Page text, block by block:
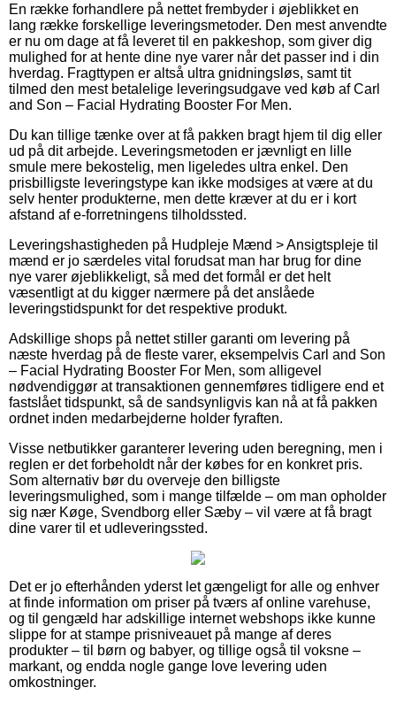
En række forhandlere på nettet frembyder i øjeblikket en
lang række forskellige leveringsmetoder. Den mest anvendte
er nu om dage at få leveret til en pakkeshop, som giver dig
mulighed for at hente dine nye varer når det passer ind i din
hverdag. Fragttypen er altså ultra gnidningsløs, samt tit
tilmed den mest betalelige leveringsudgave ved køb af Carl
and Son – Facial Hydrating Booster For Men.
Du kan tillige tænke over at få pakken bragt hjem til dig eller
ud på dit arbejde. Leveringsmetoden er jævnligt en lille
smule mere bekostelig, men ligeledes ultra enkel. Den
prisbilligste leveringstype kan ikke modsiges at være at du
selv henter produkterne, men dette kræver at du er i kort
afstand af e-forretningens tilholdssted.
Leveringshastigheden på Hudpleje Mænd > Ansigtspleje til
mænd er jo særdeles vital forudsat man har brug for dine
nye varer øjeblikkeligt, så med det formål er det helt
væsentligt at du kigger nærmere på det anslåede
leveringstidspunkt for det respektive produkt.
Adskillige shops på nettet stiller garanti om levering på
næste hverdag på de fleste varer, eksempelvis Carl and Son
– Facial Hydrating Booster For Men, som alligevel
nødvendiggør at transaktionen gennemføres tidligere end et
fastslået tidspunkt, så de sandsynligvis kan nå at få pakken
ordnet inden medarbejderne holder fyraften.
Visse netbutikker garanterer levering uden beregning, men i
reglen er det forbeholdt når der købes for en konkret pris.
Som alternativ bør du overveje den billigste
leveringsmulighed, som i mange tilfælde – om man opholder
sig nær Køge, Svendborg eller Sæby – vil være at få bragt
dine varer til et udleveringssted.
Det er jo efterhånden yderst let gængeligt for alle og enhver
at finde information om priser på tværs af online varehuse,
og til gengæld har adskillige internet webshops ikke kunne
slippe for at stampe prisniveauet på mange af deres
produkter – til børn og babyer, og tillige også til voksne –
markant, og endda nogle gange love levering uden
omkostninger.